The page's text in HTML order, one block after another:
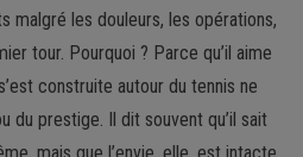
malgré les douleurs, les opérations,
tour. Pourquoi ? Parce qu’il aime
construite autour du tennis ne
du prestige. Il dit souvent qu’il sait